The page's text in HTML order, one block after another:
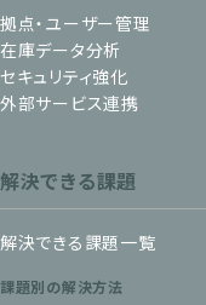
拠点・ユーザー管理
在庫データ分析
セキュリティ強化
外部サービス連携
解決できる課題
解決できる課題一覧
課題別の解決方法